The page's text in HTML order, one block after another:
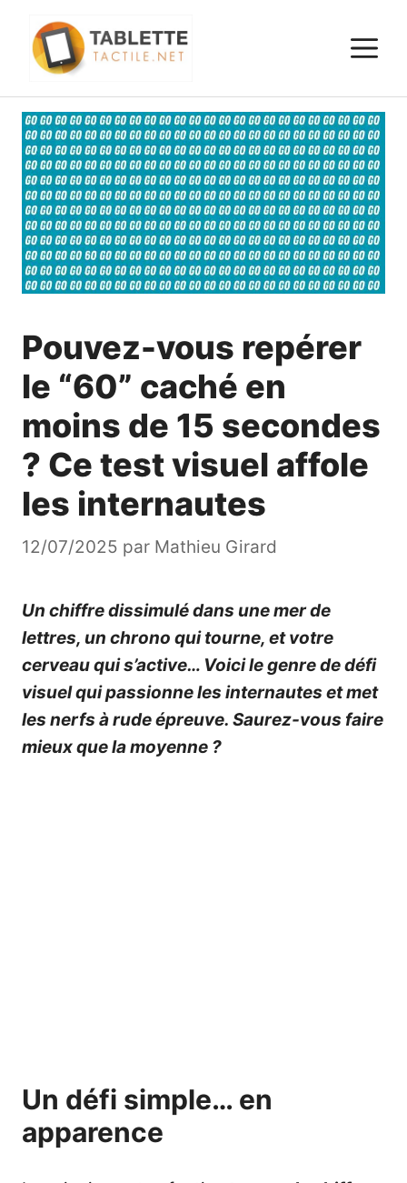
contenu
Pouvez-vous repérer
le “60” caché en
moins de 15 secondes
? Ce test visuel affole
les internautes
12/07/2025 par Mathieu Girard
Un chiffre dissimulé dans une mer de
lettres, un chrono qui tourne, et votre
cerveau qui s’active… Voici le genre de défi
visuel qui passionne les internautes et met
les nerfs à rude épreuve. Saurez-vous faire
mieux que la moyenne ?
Un défi simple… en
apparence